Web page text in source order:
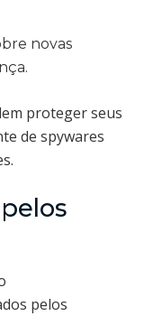
novas
proteger seus
de spywares
pelos